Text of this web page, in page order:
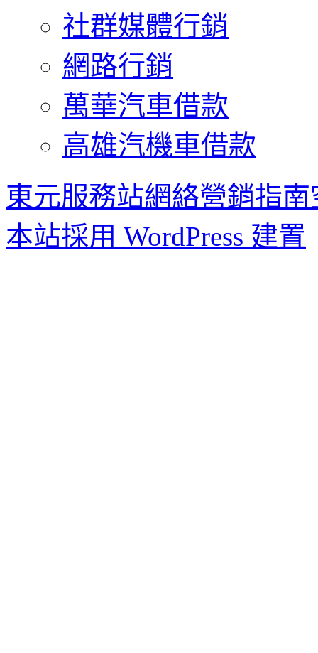
社群媒體行銷
網路行銷
萬華汽車借款
高雄汽機車借款
東元服務站網絡營銷指南
本站採用 WordPress 建置